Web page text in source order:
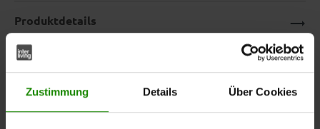
Zustimmung Details Über Cookies
Produktdetails
Downloads